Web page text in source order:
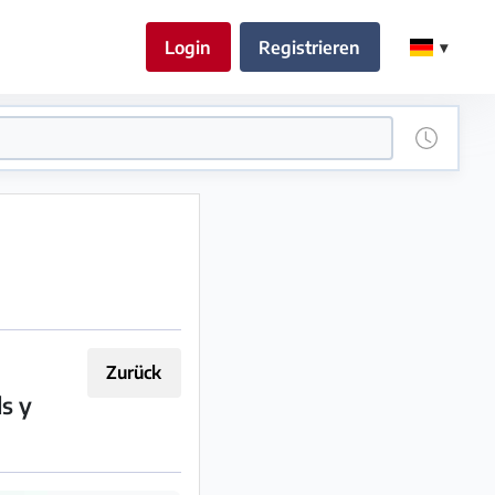
Login Registrieren
Zurück
y